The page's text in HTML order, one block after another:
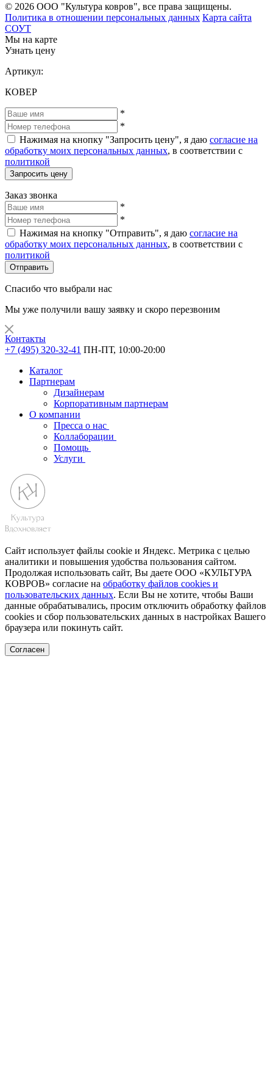
© 2026 ООО "Культура ковров", все права защищены.
Политика в отношении персональных данных Карта сайта
СОУТ
Мы на карте
Узнать цену
Артикул:
КОВЕР
*
*
Нажимая на кнопку "Запросить цену", я даю согласие на
обработку моих персональных данных, в соответствии с
политикой
Запросить цену
Заказ звонка
*
*
Нажимая на кнопку "Отправить", я даю согласие на
обработку моих персональных данных, в соответствии с
политикой
Отправить
Спасибо что выбрали нас
Мы уже получили вашу заявку и скоро перезвоним
Контакты
+7 (495) 320-32-41 ПН-ПТ, 10:00-20:00
Каталог
Партнерам
Дизайнерам
Корпоративным партнерам
О компании
Пресса о нас
Коллаборации
Помощь
Услуги
Сайт использует файлы cookie и Яндекс. Метрика с целью
аналитики и повышения удобства пользования сайтом.
Продолжая использовать сайт, Вы даете ООО «КУЛЬТУРА
КОВРОВ» согласие на обработку файлов cookies и
пользовательских данных. Если Вы не хотите, чтобы Ваши
данные обрабатывались, просим отключить обработку файлов
cookies и сбор пользовательских данных в настройках Вашего
браузера или покинуть сайт.
Согласен